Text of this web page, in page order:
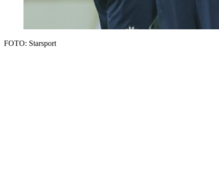
FOTO: Starsport